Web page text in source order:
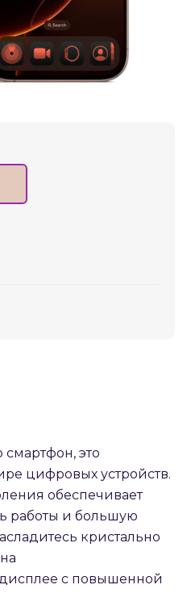
смартфон, это
цифровых устройств.
обеспечивает
работы и большую
кристально
с повышенной
карты
раз в 2
вопросы?
02-51